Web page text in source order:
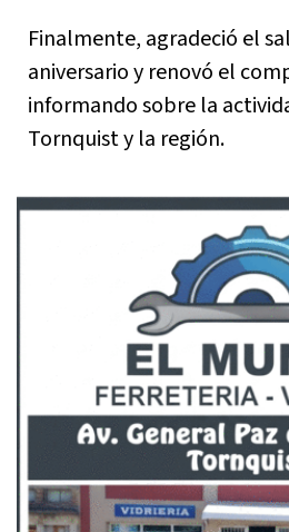
Finalmente, agradeció el
aniversario y renovó el
informando sobre la
Tornquist y la región.